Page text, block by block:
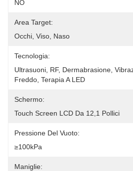
NO
Area Target:
Occhi, Viso, Naso
Tecnologia:
Ultrasuoni, RF, Dermabrasione,
Freddo, Terapia A LED
Schermo:
Touch Screen LCD Da 12,1 Pollici
Pressione Del Vuoto:
≥100kPa
Maniglie: